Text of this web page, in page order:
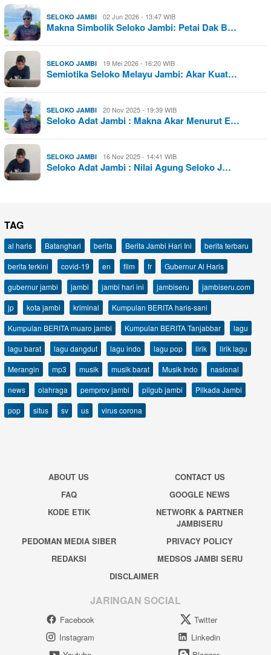
SELOKO JAMBI 02 Jun 2026 - 13:47 WIB
Makna Simbolik Seloko Jambi: Petai Dak B…
SELOKO JAMBI 19 Mei 2026 - 16:20 WIB
Semiotika Seloko Melayu Jambi: Akar Kuat…
SELOKO JAMBI 20 Nov 2025 - 19:39 WIB
Seloko Adat Jambi : Makna Akar Menurut E…
SELOKO JAMBI 16 Nov 2025 - 14:41 WIB
Seloko Adat Jambi : Nilai Agung Seloko J…
TAG
al haris Batanghari berita Berita Jambi Hari Ini
berita terbaru
berita terkini
covid-19 en film fr
Gubernur Al Haris
gubernur jambi
jambi jambi hari ini jambiseru
jambiseru.com
jp
kota jambi kriminal
Kumpulan BERITA haris-sani
Kumpulan BERITA muaro jambi
Kumpulan BERITA Tanjabbar
lagu
lagu barat
lagu dangdut lagu indo lagu pop lirik
lirik lagu
Merangin
mp3 musik musik barat Musik Indo
nasional
news
olahraga pemprov jambi pilgub jambi
Pilkada Jambi
pop
situs sv us virus corona
ABOUT US
CONTACT US
FAQ
GOOGLE NEWS
KODE ETIK
NETWORK & PARTNER
JAMBISERU
PEDOMAN MEDIA SIBER
PRIVACY POLICY
REDAKSI
MEDSOS JAMBI SERU
DISCLAIMER
JARINGAN SOCIAL
Facebook
Twitter
Instagram
Linkedin